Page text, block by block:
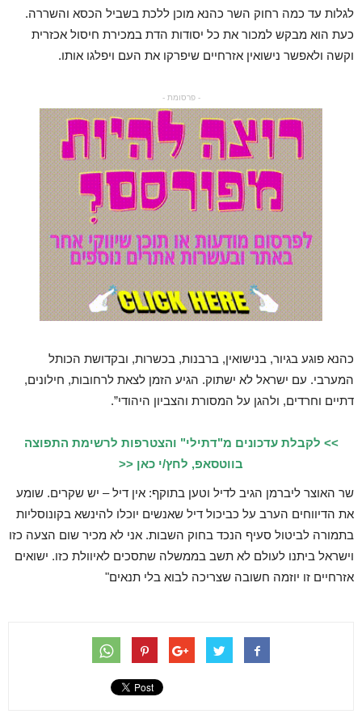
לגלות עד כמה רחוק השר כהנא מוכן ללכת בשביל הכסא והשררה.
כעת הוא מבקש למכור את כל יסודות הדת במכירת חיסול אכזרית
וקשה ולאפשר נישואין אזרחיים שיפרקו את העם ויפלגו אותו.
- פרסומת -
כהנא פוגע בגיור, בנישואין, ברבנות, בכשרות, ובקדושת הכותל
המערבי. עם ישראל לא ישתוק. הגיע הזמן לצאת לרחובות, חילונים,
דתיים וחרדים, ולהגן על המסורת והצביון היהודי”.
>> לקבלת עדכונים מ"דתילי" והצטרפות לרשימת התפוצה
בווטסאפ, לחץ/י כאן <<
שר האוצר ליברמן הגיב לדיל וטען בתוקף: אין דיל – יש שקרים. שומע
את הדיווחים הערב על כביכול דיל שאנשים יוכלו להינשא בקונוסליות
בתמורה לביטול סעיף הנכד בחוק השבות. אני לא מכיר שום הצעה כזו
וישראל ביתנו לעולם לא תשב בממשלה שתסכים לאיוולת כזו. ישואים
אזרחיים זו יוזמה חשובה שצריכה לבוא בלי תנאים"